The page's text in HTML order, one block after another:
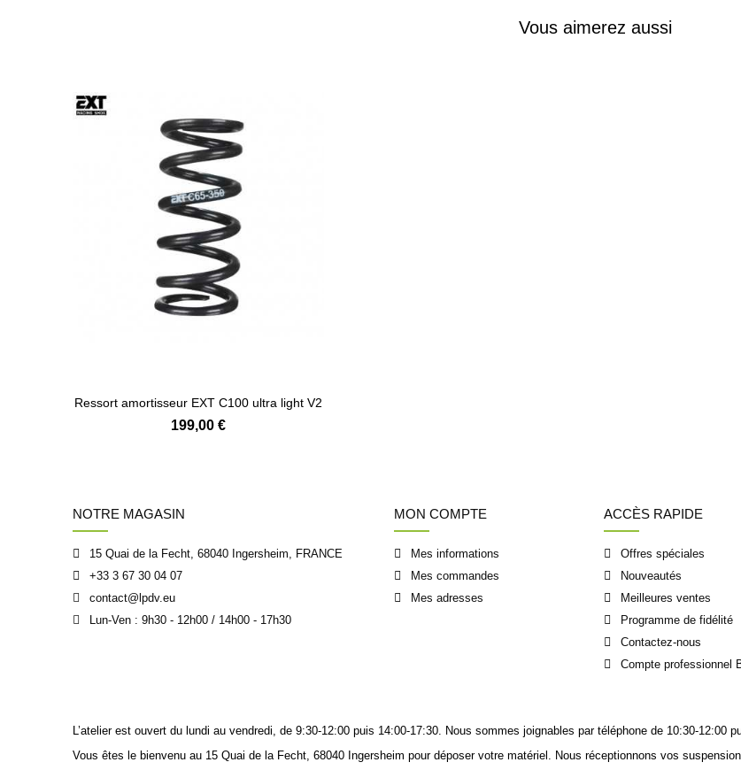
Vous aimerez aussi
Ressort amortisseur EXT C100 ultra light V2
199,00 €
NOTRE MAGASIN
15 Quai de la Fecht, 68040 Ingersheim, FRANCE
+33 3 67 30 04 07
contact@lpdv.eu
Lun-Ven : 9h30 - 12h00 / 14h00 - 17h30
MON COMPTE
Mes informations
Mes commandes
Mes adresses
ACCÈS RAPIDE
Offres spéciales
Nouveautés
Meilleures ventes
Programme de fidélité
Contactez-nous
Compte professionnel
L’atelier est ouvert du lundi au vendredi, de 9:30-12:00 puis 14:00-17:30. Nous sommes joignables par téléphone de 10:30-12:00
Vous êtes le bienvenu au 15 Quai de la Fecht, 68040 Ingersheim pour déposer votre matériel. Nous réceptionnons vos